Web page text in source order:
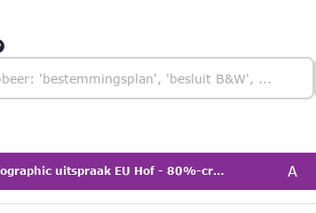
uitspraak EU Hof - 80%-criterium - DEF A